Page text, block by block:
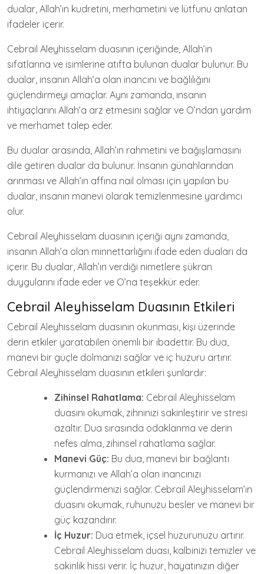
dualar, Allah’ın kudretini, merhametini ve lütfunu anlatan
ifadeler içerir.
Cebrail Aleyhisselam duasının içeriğinde, Allah’ın
sıfatlarına ve isimlerine atıfta bulunan dualar bulunur. Bu
dualar, insanın Allah’a olan inancını ve bağlılığını
güçlendirmeyi amaçlar. Aynı zamanda, insanın
ihtiyaçlarını Allah’a arz etmesini sağlar ve O’ndan yardım
ve merhamet talep eder.
Bu dualar arasında, Allah’ın rahmetini ve bağışlamasını
dile getiren dualar da bulunur. İnsanın günahlarından
arınması ve Allah’ın affına nail olması için yapılan bu
dualar, insanın manevi olarak temizlenmesine yardımcı
olur.
Cebrail Aleyhisselam duasının içeriği aynı zamanda,
insanın Allah’a olan minnettarlığını ifade eden duaları da
içerir. Bu dualar, Allah’ın verdiği nimetlere şükran
duygularını ifade eder ve O’na teşekkür eder.
Cebrail Aleyhisselam Duasının Etkileri
Cebrail Aleyhisselam duasının okunması, kişi üzerinde
derin etkiler yaratabilen önemli bir ibadettir. Bu dua,
manevi bir güçle dolmanızı sağlar ve iç huzuru artırır.
Cebrail Aleyhisselam duasının etkileri şunlardır:
Zihinsel Rahatlama: Cebrail Aleyhisselam
duasını okumak, zihninizi sakinleştirir ve stresi
azaltır. Dua sırasında odaklanma ve derin
nefes alma, zihinsel rahatlama sağlar.
Manevi Güç: Bu dua, manevi bir bağlantı
kurmanızı ve Allah’a olan inancınızı
güçlendirmenizi sağlar. Cebrail Aleyhisselam’ın
duasını okumak, ruhunuzu besler ve manevi bir
güç kazandırır.
İç Huzur: Dua etmek, içsel huzurunuzu artırır.
Cebrail Aleyhisselam duası, kalbinizi temizler ve
sakinlik hissi verir. İç huzur, hayatınızın diğer